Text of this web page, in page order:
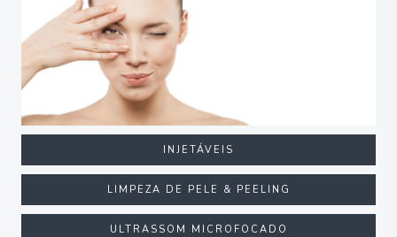
INJETÁVEIS
LIMPEZA DE PELE & PEELING
ULTRASSOM MICROFOCADO